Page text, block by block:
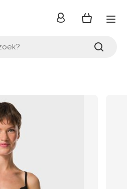
inloggen